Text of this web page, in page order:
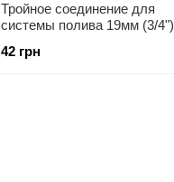
Тройное соединение для
системы полива 19мм (3/4")
42 грн